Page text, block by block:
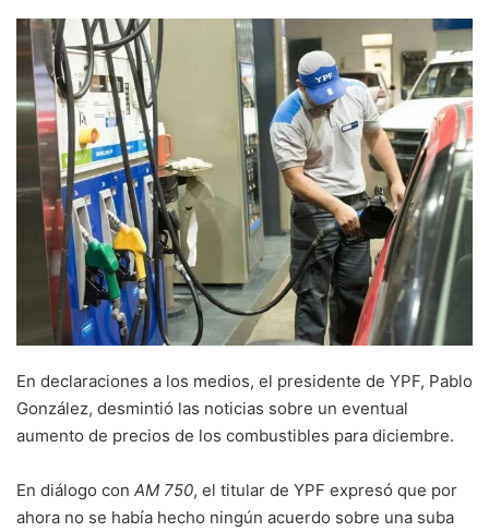
En declaraciones a los medios, el presidente de YPF, Pablo
González, desmintió las noticias sobre un eventual
aumento de precios de los combustibles para diciembre.
En diálogo con AM 750, el titular de YPF expresó que por
ahora no se había hecho ningún acuerdo sobre una suba